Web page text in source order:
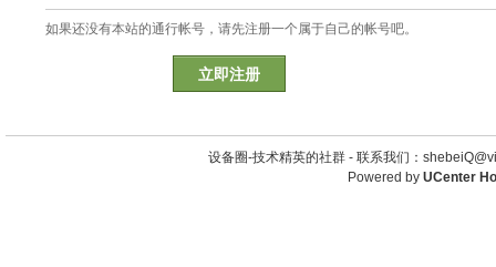
如果还没有本站的通行帐号，请先注册一个属于自己的帐号吧。
立即注册
设备圈-技术精英的社群 - 联系我们：
Powered by UCenter